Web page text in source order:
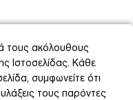
τους ακόλουθους
Ιστοσελίδας. Κάθε
συμφωνείτε ότι
τους παρόντες